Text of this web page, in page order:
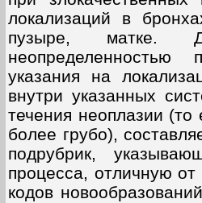
локализаций в
пузыре, матке.
неопределенностью
указания на
внутри указанных
течения неоплазии
более грубо),
подрубрик,
процесса, отличную
кодов